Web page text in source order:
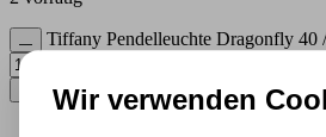
Tiffany Pendelleuchte Dragonfly 40
In den Warenkorb
Wir verwenden